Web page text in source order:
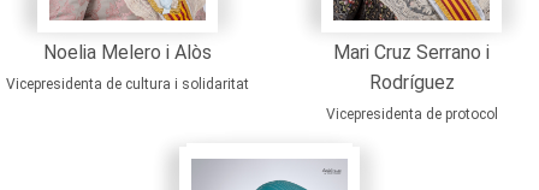
Noelia Melero i Alòs
Vicepresidenta de cultura i solidaritat
Mari Cruz Serrano i
Rodríguez
Vicepresidenta de protocol